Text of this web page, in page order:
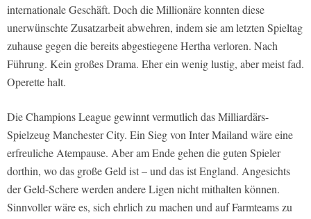
internationale Geschäft. Doch die Millionäre konnten diese
unerwünschte Zusatzarbeit abwehren, indem sie am letzten Spieltag
zuhause gegen die bereits abgestiegene Hertha verloren. Nach
Führung. Kein großes Drama. Eher ein wenig lustig, aber meist fad.
Operette halt.
Die Champions League gewinnt vermutlich das Milliardärs-
Spielzeug Manchester City. Ein Sieg von Inter Mailand wäre eine
erfreuliche Atempause. Aber am Ende gehen die guten Spieler
dorthin, wo das große Geld ist – und das ist England. Angesichts
der Geld-Schere werden andere Ligen nicht mithalten können.
Sinnvoller wäre es, sich ehrlich zu machen und auf Farmteams zu